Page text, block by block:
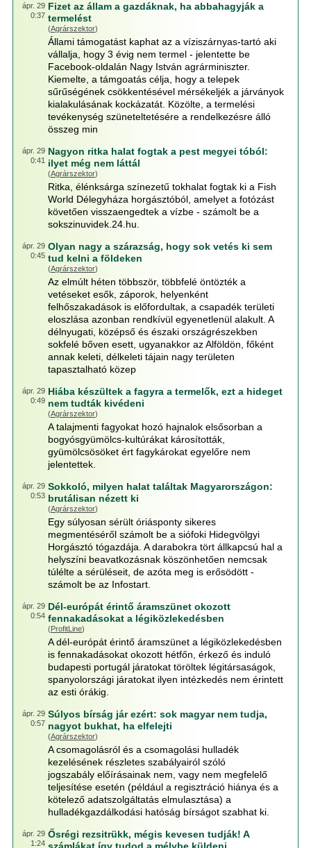
ápr. 29
0:37
Fizet az állam a gazdáknak, ha abbahagyják a
termelést
(Agrárszektor)
Állami támogatást kaphat az a víziszárnyas-tartó aki
vállalja, hogy 3 évig nem termel - jelentette be
Facebook-oldalán Nagy István agrárminiszter.
Kiemelte, a támgoatás célja, hogy a telepek
sűrűségének csökkentésével mérsékeljék a járványok
kialakulásának kockázatát. Közölte, a termelési
tevékenység szüneteltetésére a rendelkezésre álló
összeg min
ápr. 29
0:41
Nagyon ritka halat fogtak a pest megyei tóból:
ilyet még nem láttál
(Agrárszektor)
Ritka, élénksárga színezetű tokhalat fogtak ki a Fish
World Délegyháza horgásztóból, amelyet a fotózást
követően visszaengedtek a vízbe - számolt be a
sokszinuvidek.24.hu.
ápr. 29
0:45
Olyan nagy a szárazság, hogy sok vetés ki sem
tud kelni a földeken
(Agrárszektor)
Az elmúlt héten többször, többfelé öntözték a
vetéseket esők, záporok, helyenként
felhőszakadások is előfordultak, a csapadék területi
eloszlása azonban rendkívül egyenetlenül alakult. A
délnyugati, középső és északi országrészekben
sokfelé bőven esett, ugyanakkor az Alföldön, főként
annak keleti, délkeleti tájain nagy területen
tapasztalható közep
ápr. 29
0:49
Hiába készültek a fagyra a termelők, ezt a hideget
nem tudták kivédeni
(Agrárszektor)
A talajmenti fagyokat hozó hajnalok elsősorban a
bogyósgyümölcs-kultúrákat károsították,
gyümölcsösöket ért fagykárokat egyelőre nem
jelentettek.
ápr. 29
0:53
Sokkoló, milyen halat találtak Magyarországon:
brutálisan nézett ki
(Agrárszektor)
Egy súlyosan sérült óriásponty sikeres
megmentéséről számolt be a siófoki Hidegvölgyi
Horgásztó tógazdája. A darabokra tört állkapcsú hal a
helyszíni beavatkozásnak köszönhetően nemcsak
túlélte a sérüléseit, de azóta meg is erősödött -
számolt be az Infostart.
ápr. 29
0:54
Dél-európát érintő áramszünet okozott
fennakadásokat a légiközlekedésben
(ProfitLine)
A dél-európát érintő áramszünet a légiközlekedésben
is fennakadásokat okozott hétfőn, érkező és induló
budapesti portugál járatokat töröltek légitársaságok,
spanyolországi járatokat ilyen intézkedés nem érintett
az esti órákig.
ápr. 29
0:57
Súlyos bírság jár ezért: sok magyar nem tudja,
nagyot bukhat, ha elfelejti
(Agrárszektor)
A csomagolásról és a csomagolási hulladék
kezelésének részletes szabályairól szóló
jogszabály előírásainak nem, vagy nem megfelelő
teljesítése esetén (például a regisztráció hiánya és a
kötelező adatszolgáltatás elmulasztása) a
hulladékgazdálkodási hatóság bírságot szabhat ki.
ápr. 29
1:24
Ősrégi rezsitrükk, mégis kevesen tudják! A